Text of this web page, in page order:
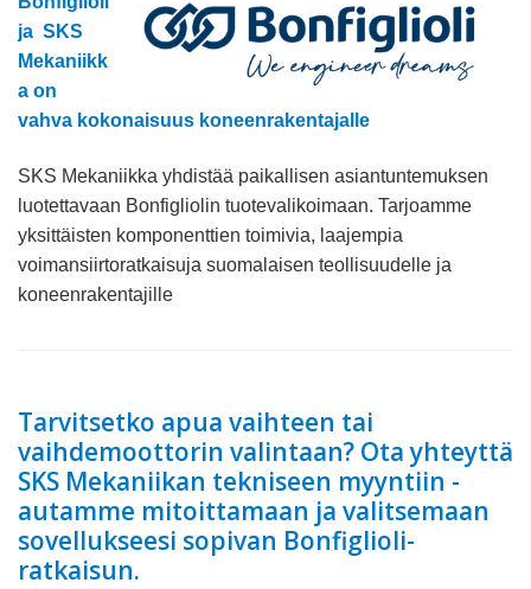
ja SKS
Mekaniikk
a on
vahva kokonaisuus koneenrakentajalle
SKS Mekaniikka yhdistää paikallisen asiantuntemuksen
luotettavaan Bonfigliolin tuotevalikoimaan. Tarjoamme
yksittäisten komponenttien toimivia, laajempia
voimansiirtoratkaisuja suomalaisen teollisuudelle ja
koneenrakentajille
Tarvitsetko apua vaihteen tai
vaihdemoottorin valintaan? Ota yhteyttä
SKS Mekaniikan tekniseen myyntiin -
autamme mitoittamaan ja valitsemaan
sovellukseesi sopivan Bonfiglioli-
ratkaisun.